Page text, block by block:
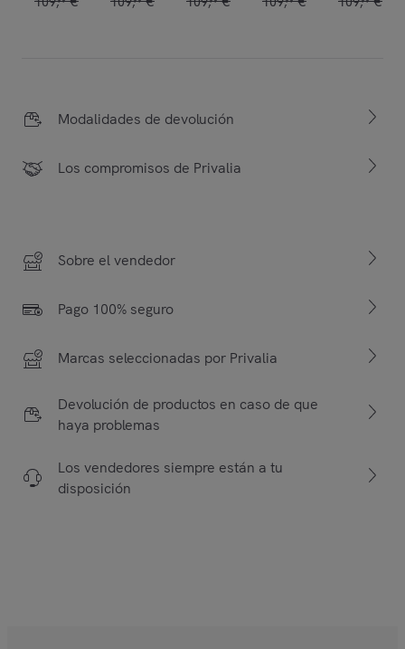
Modalidades de devolución
Los compromisos de Privalia
Sobre el vendedor
Pago 100% seguro
Marcas seleccionadas por Privalia
Devolución de productos en caso de que
haya problemas
Los vendedores siempre están a tu
disposición